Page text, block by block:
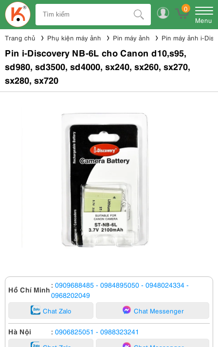
0
Menu
Trang chủ Phụ kiện máy ảnh Pin máy ảnh Pin máy ảnh i-
Pin i-Discovery NB-6L cho Canon d10,s95,
sd980, sd3500, sd4000, sx240, sx260, sx270,
sx280, sx720
Hồ Chí Minh : 0909688485 - 0984895050 - 0948024334 -
0968202049
Chat Zalo Chat Messenger
Hà Nội : 0906825051 - 0988323241